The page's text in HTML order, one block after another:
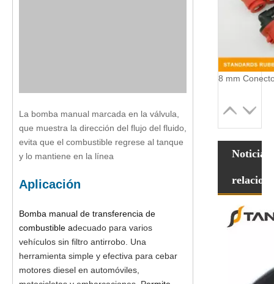
La bomba manual marcada en la válvula,
que muestra la dirección del flujo del fluido,
evita que el combustible regrese al tanque
y lo mantiene en la línea
Aplicación
Bomba manual de transferencia de
combustible adecuado para varios
vehículos sin filtro antirrobo. Una
herramienta simple y efectiva para cebar
motores diesel en automóviles,
Noticias